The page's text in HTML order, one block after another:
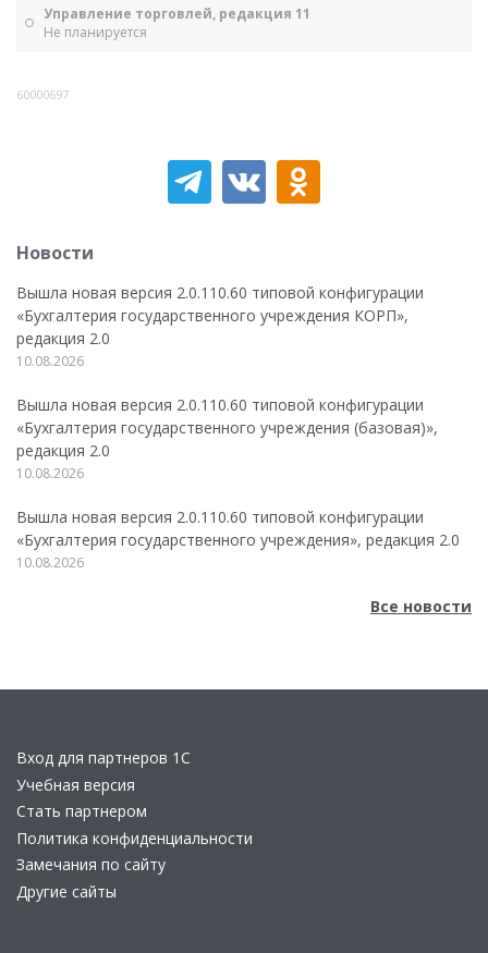
Управление торговлей, редакция 11
Не планируется
60000697
Новости
Вышла новая версия 2.0.110.60 типовой конфигурации
«Бухгалтерия государственного учреждения КОРП»,
редакция 2.0
10.08.2026
Вышла новая версия 2.0.110.60 типовой конфигурации
«Бухгалтерия государственного учреждения (базовая)»,
редакция 2.0
10.08.2026
Вышла новая версия 2.0.110.60 типовой конфигурации
«Бухгалтерия государственного учреждения», редакция 2.0
10.08.2026
Все новости
Вход для партнеров 1С
Учебная версия
Стать партнером
Политика конфиденциальности
Замечания по сайту
Другие сайты